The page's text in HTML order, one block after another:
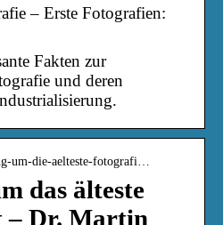
– Erste Fotografien:
Fakten zur
und deren
um-die-aelteste-fotografi…
das älteste
– Dr. Martin